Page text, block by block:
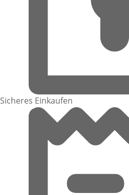
Sicheres Einkaufen